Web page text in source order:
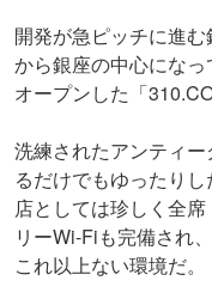
開発が急ピッチに進
から銀座の中心にな
オープンした「
洗練されたアンティ
るだけでもゆったり
店としては珍しく全
リーWi-Fiも完備され
これ以上ない環境だ。